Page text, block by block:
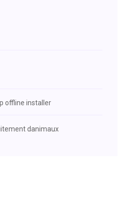
offline installer
danimaux